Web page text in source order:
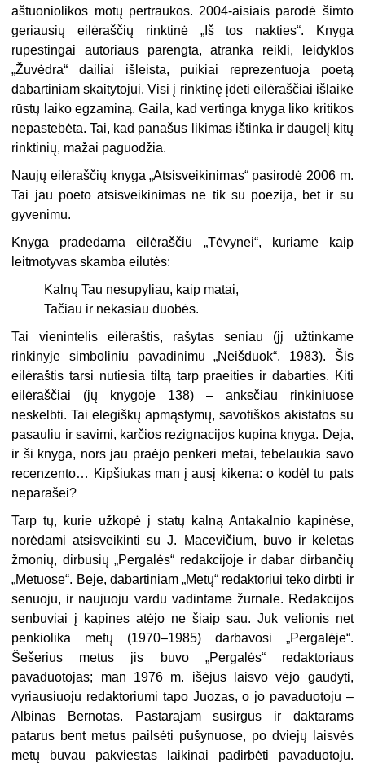
aštuoniolikos motų pertraukos. 2004-aisiais pa­rodė šimto
geriausių eilėraščių rinktinė „Iš tos nakties“. Knyga
rūpestingai autoriaus parengta, atranka reikli, leidyklos
„Žuvėdra“ dailiai išleista, puikiai reprezentuoja poetą
dabartiniam skaitytojui. Visi į rinktinę įdėti eilėraščiai išlaikė
rūstų laiko egzaminą. Gaila, kad vertinga knyga liko kritikos
nepastebėta. Tai, kad panašus likimas ištinka ir daugelį kitų
rinktinių, mažai paguodžia.
Naujų eilėraščių knyga „Atsisveikinimas“ pasirodė 2006 m.
Tai jau poeto atsisveikinimas ne tik su poezija, bet ir su
gyvenimu.
Knyga pradedama eilėraščiu „Tėvynei“, kuriame kaip
leitmotyvas skamba eilutės:
Kalnų Tau nesupyliau, kaip matai,
Tačiau ir nekasiau duobės.
Tai vienintelis eilėraštis, rašytas seniau (jį užtinkame
rinkinyje simboliniu pavadinimu „Neišduok“, 1983). Šis
eilėraštis tarsi nutiesia tiltą tarp praeities ir dabarties. Kiti
eilėraščiai (jų knygoje 138) – anksčiau rinkiniuose
neskelbti. Tai elegiškų apmąstymų, savotiškos akistatos su
pasauliu ir savimi, karčios rezignacijos kupina knyga. Deja,
ir ši knyga, nors jau praėjo penkeri metai, tebelaukia savo
recenzento… Kipšiukas man į ausį kikena: o kodėl tu pats
neparašei?
Tarp tų, kurie užkopė į statų kalną Antakalnio kapinėse,
norėdami atsisveikinti su J. Macevičium, buvo ir keletas
žmonių, dirbusių „Pergalės“ redakcijoje ir dabar dirbančių
„Metuose“. Beje, dabartiniam „Metų“ redaktoriui teko dirbti ir
senuoju, ir naujuoju vardu vadintame žurnale. Redakcijos
senbuviai į kapines atėjo ne šiaip sau. Juk velionis net
penkiolika metų (1970–1985) darbavosi „Pergalėje“.
Šešerius metus jis buvo „Pergalės“ redaktoriaus
pavaduotojas; man 1976 m. išėjus laisvo vėjo gaudyti,
vyriausiuoju redaktoriumi tapo Juozas, o jo pavaduotoju –
Albinas Ber­notas. Pastarajam susirgus ir daktarams
patarus bent metus pailsėti pušynuose, po dviejų laisvės
metų buvau pakviestas laikinai padirbėti pavaduotoju.